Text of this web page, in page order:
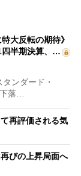
大反転の期待》
四半期決算、…
ンダード・
落…
再評価される気
びの上昇局面へ